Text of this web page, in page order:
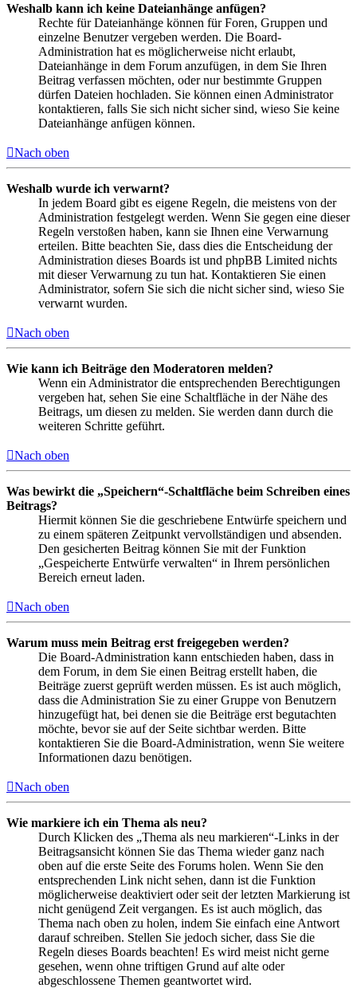
Weshalb kann ich keine Dateianhänge anfügen?
Rechte für Dateianhänge können für Foren, Gruppen und
einzelne Benutzer vergeben werden. Die Board-
Administration hat es möglicherweise nicht erlaubt,
Dateianhänge in dem Forum anzufügen, in dem Sie Ihren
Beitrag verfassen möchten, oder nur bestimmte Gruppen
dürfen Dateien hochladen. Sie können einen Administrator
kontaktieren, falls Sie sich nicht sicher sind, wieso Sie keine
Dateianhänge anfügen können.
Nach oben
Weshalb wurde ich verwarnt?
In jedem Board gibt es eigene Regeln, die meistens von der
Administration festgelegt werden. Wenn Sie gegen eine dieser
Regeln verstoßen haben, kann sie Ihnen eine Verwarnung
erteilen. Bitte beachten Sie, dass dies die Entscheidung der
Administration dieses Boards ist und phpBB Limited nichts
mit dieser Verwarnung zu tun hat. Kontaktieren Sie einen
Administrator, sofern Sie sich die nicht sicher sind, wieso Sie
verwarnt wurden.
Nach oben
Wie kann ich Beiträge den Moderatoren melden?
Wenn ein Administrator die entsprechenden Berechtigungen
vergeben hat, sehen Sie eine Schaltfläche in der Nähe des
Beitrags, um diesen zu melden. Sie werden dann durch die
weiteren Schritte geführt.
Nach oben
Was bewirkt die „Speichern“-Schaltfläche beim Schreiben eines
Beitrags?
Hiermit können Sie die geschriebene Entwürfe speichern und
zu einem späteren Zeitpunkt vervollständigen und absenden.
Den gesicherten Beitrag können Sie mit der Funktion
„Gespeicherte Entwürfe verwalten“ in Ihrem persönlichen
Bereich erneut laden.
Nach oben
Warum muss mein Beitrag erst freigegeben werden?
Die Board-Administration kann entschieden haben, dass in
dem Forum, in dem Sie einen Beitrag erstellt haben, die
Beiträge zuerst geprüft werden müssen. Es ist auch möglich,
dass die Administration Sie zu einer Gruppe von Benutzern
hinzugefügt hat, bei denen sie die Beiträge erst begutachten
möchte, bevor sie auf der Seite sichtbar werden. Bitte
kontaktieren Sie die Board-Administration, wenn Sie weitere
Informationen dazu benötigen.
Nach oben
Wie markiere ich ein Thema als neu?
Durch Klicken des „Thema als neu markieren“-Links in der
Beitragsansicht können Sie das Thema wieder ganz nach
oben auf die erste Seite des Forums holen. Wenn Sie den
entsprechenden Link nicht sehen, dann ist die Funktion
möglicherweise deaktiviert oder seit der letzten Markierung ist
nicht genügend Zeit vergangen. Es ist auch möglich, das
Thema nach oben zu holen, indem Sie einfach eine Antwort
darauf schreiben. Stellen Sie jedoch sicher, dass Sie die
Regeln dieses Boards beachten! Es wird meist nicht gerne
gesehen, wenn ohne triftigen Grund auf alte oder
abgeschlossene Themen geantwortet wird.